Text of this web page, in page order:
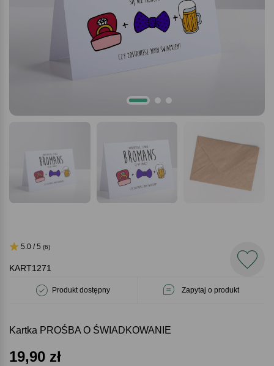
KART1271
Produkt dostępny Zapytaj o produkt
5.0 / 5 (6)
Kartka PROŚBA O ŚWIADKOWANIE
19,90 zł